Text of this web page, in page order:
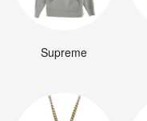
Supreme